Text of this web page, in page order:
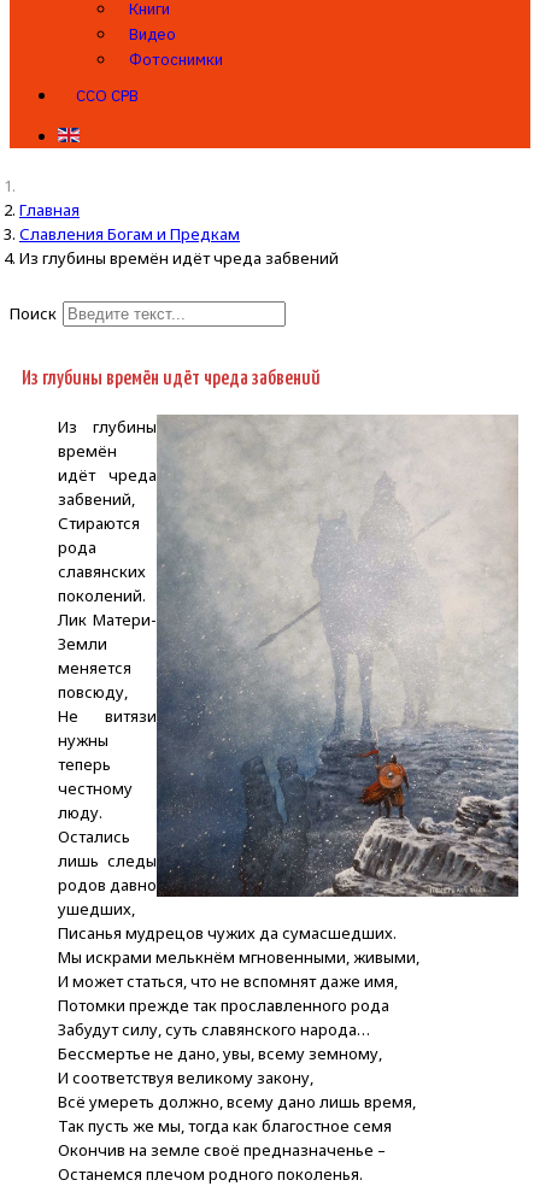
Книги
Видео
Фотоснимки
ССО СРВ
Главная
Славления Богам и Предкам
Из глубины времён идёт чреда забвений
Поиск
results.
Из глубины времён идёт чреда забвений
Из глубины
времён
идёт чреда
забвений,
Стираются
рода
славянских
поколений.
Лик Матери-
Земли
меняется
повсюду,
Не витязи
нужны
теперь
честному
люду.
Остались
лишь следы
родов давно
ушедших,
Писанья мудрецов чужих да сумасшедших.
Мы искрами мелькнём мгновенными, живыми,
И может статься, что не вспомнят даже имя,
Потомки прежде так прославленного рода
Забудут силу, суть славянского народа…
Бессмертье не дано, увы, всему земному,
И соответствуя великому закону,
Всё умереть должно, всему дано лишь время,
Так пусть же мы, тогда как благостное семя
Окончив на земле своё предназначенье –
Останемся плечом родного поколенья.